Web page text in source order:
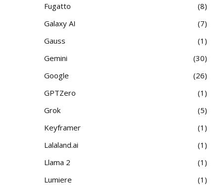
Fugatto
8
Galaxy AI
7
Gauss
1
Gemini
30
Google
26
GPTZero
1
Grok
5
Keyframer
1
Lalaland.ai
1
Llama 2
1
Lumiere
1